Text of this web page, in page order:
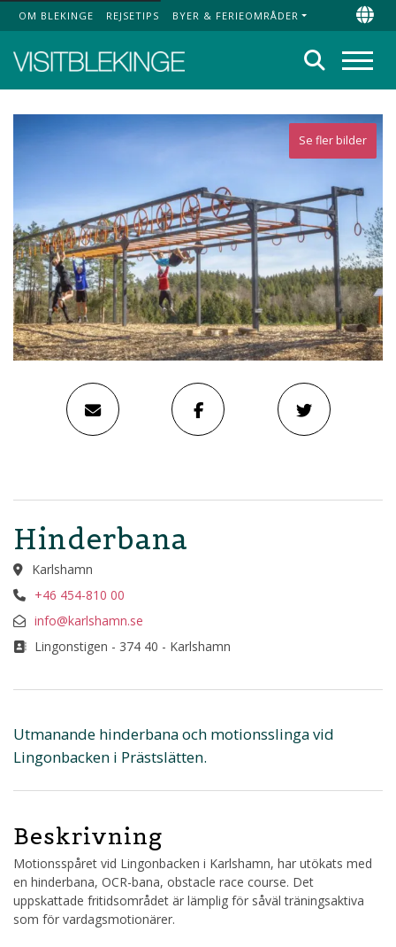
Top Menu
OM BLEKINGE REJSETIPS BYER & FERIEOMRÅDER
Søg
Se fler bilder
Hinderbana
Karlshamn
+46 454-810 00
info@karlshamn.se
Lingonstigen - 374 40 - Karlshamn
Utmanande hinderbana och motionsslinga vid
Lingonbacken i Prästslätten.
Beskrivning
Motionsspåret vid Lingonbacken i Karlshamn, har utökats med
en hinderbana, OCR-bana, obstacle race course. Det
uppskattade fritidsområdet är lämplig för såväl träningsaktiva
som för vardagsmotionärer.